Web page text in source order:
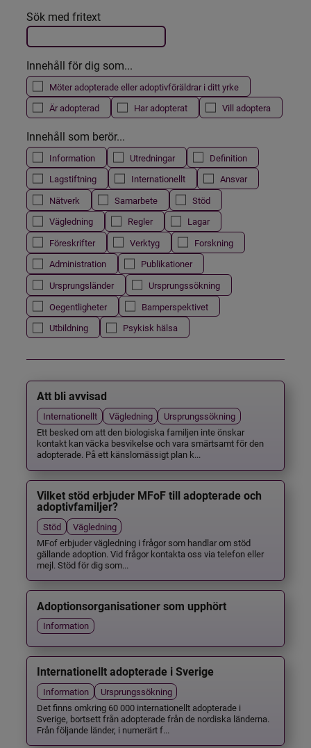
Filtrera resultatet
Det här formuläret postas automatiskt
Sök med fritext
Innehåll för dig som...
Möter adopterade eller adoptivföräldrar i ditt yrke
Är adopterad
Har adopterat Vill adoptera
Innehåll som berör...
Information Utredningar
Definition
Lagstiftning
Internationellt
Ansvar
Nätverk
Samarbete
Stöd
Vägledning
Regler
Lagar
Föreskrifter
Verktyg
Forskning
Administration
Publikationer
Ursprungsländer
Ursprungssökning
Oegentligheter
Barnperspektivet
Utbildning
Psykisk hälsa
Att bli avvisad
Internationellt Vägledning
Ursprungssökning
Ett besked om att den biologiska familjen inte önskar
kontakt kan väcka besvikelse och vara smärtsamt för den
adopterade. På ett känslomässigt plan k...
Vilket stöd erbjuder MFoF till adopterade och
adoptivfamiljer?
Stöd
Vägledning
MFof erbjuder vägledning i frågor som handlar om stöd
gällande adoption. Vid frågor kontakta oss via telefon eller
mejl. Stöd för dig som...
Adoptionsorganisationer som upphört
Information
Internationellt adopterade i Sverige
Information
Ursprungssökning
Det finns omkring 60 000 internationellt adopterade i
Sverige, bortsett från adopterade från de nordiska länderna.
Från följande länder, i numerärt f...